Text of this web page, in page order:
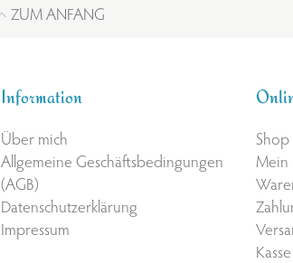
ZUM ANFANG
Information
Über mich
Allgemeine Geschäftsbedingungen
(AGB)
Datenschutzerklärung
Impressum
Shop
Kasse